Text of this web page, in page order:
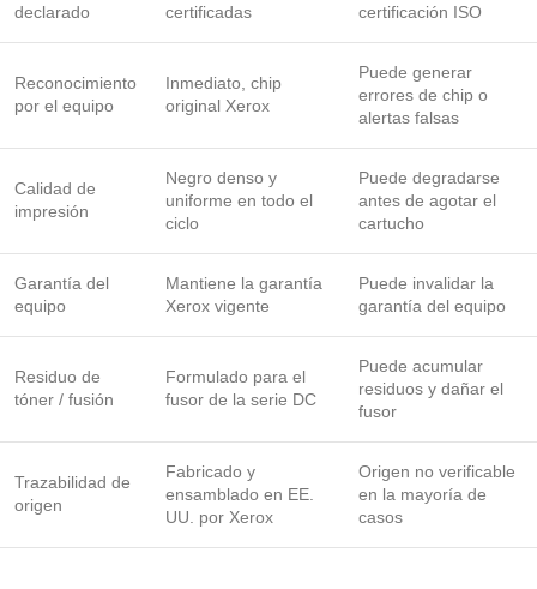
declarado
certificadas
certificación ISO
Reconocimiento
por el equipo
Inmediato, chip
original Xerox
Puede generar
errores de chip o
alertas falsas
Calidad de
impresión
Negro denso y
uniforme en todo el
ciclo
Puede degradarse
antes de agotar el
cartucho
Garantía del
equipo
Mantiene la garantía
Xerox vigente
Puede invalidar la
garantía del equipo
Residuo de
tóner / fusión
Formulado para el
fusor de la serie DC
Puede acumular
residuos y dañar el
fusor
Trazabilidad de
origen
Fabricado y
ensamblado en EE.
UU. por Xerox
Origen no verificable
en la mayoría de
casos